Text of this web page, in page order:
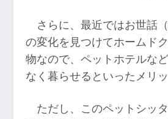
さらに、最近ではお世話
の変化を見つけてホームド
物なので、ペットホテルな
なく暮らせるといったメリ
ただし、このペットシッ